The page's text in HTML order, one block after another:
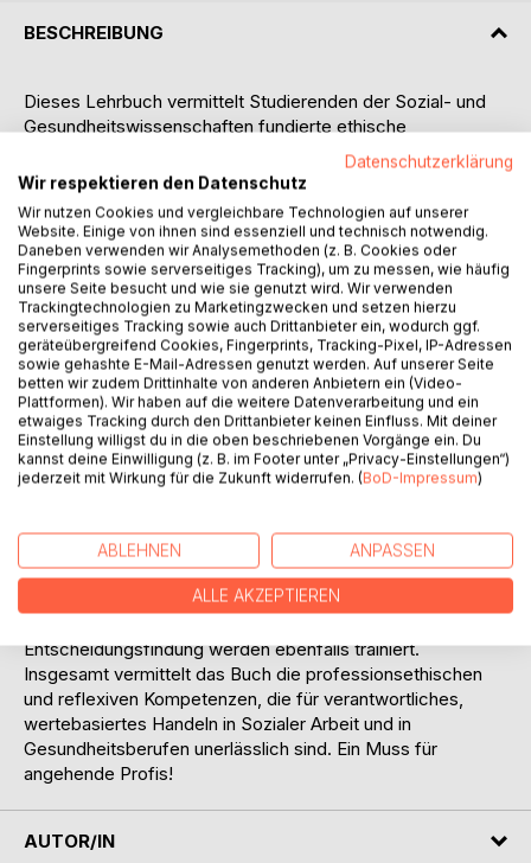
BESCHREIBUNG
Dieses Lehrbuch vermittelt Studierenden der Sozial- und
Gesundheitswissenschaften fundierte ethische
Kompetenzen für ihre spätere Berufspraxis in den
vielfältigen Handlungsfeldern. Der Autor macht deutlich,
dass Soziale Arbeit und Gesundheitsberufe im Kern
ethische Professionen sind und der Weg zur Profession nur
über eine Berufsethik führt. Anhand konkreter Fallbeispiele
und Dilemmata aus dem Berufsalltag (Angewandte Ethik)
werden zentrale Fragen der Professionsethik praxisnah
erörtert. Studierende erhalten zunächst einen Überblick
über wichtige philosophische, anthropologische und
ethische Ansätze und Prinzipien. Weitere Kapitel widmen
sich aktuellen Herausforderungen wie Friedensethik,
Klimaprotestaktionen, Künstlicher Intelligenz,
Interkulturalität und Interreligiosität, Rollenkonflikten und
Ökonomisierung. Mit Hilfe einer vom Autor entwickelten
beleuchtet. Diesen pädagogisch-didaktischen Ansatz hat
der Autor auf der Grundlage seiner langjährigen Expertise
als Lehrender mit Lernenden an Hochschulen
Entscheidungsfindung werden ebenfalls trainiert.
Insgesamt vermittelt das Buch die professionsethischen
und reflexiven Kompetenzen, die für verantwortliches,
wertebasiertes Handeln in Sozialer Arbeit und in
Gesundheitsberufen unerlässlich sind. Ein Muss für
angehende Profis!
AUTOR/IN
Datenschutzerklärung
Wir respektieren den Datenschutz
Wir nutzen Cookies und vergleichbare Technologien auf unserer
Website. Einige von ihnen sind essenziell und technisch notwendig.
Daneben verwenden wir Analysemethoden (z. B. Cookies oder
Fingerprints sowie serverseitiges Tracking), um zu messen, wie häufig
unsere Seite besucht und wie sie genutzt wird. Wir verwenden
Trackingtechnologien zu Marketingzwecken und setzen hierzu
serverseitiges Tracking sowie auch Drittanbieter ein, wodurch ggf.
geräteübergreifend Cookies, Fingerprints, Tracking-Pixel, IP-Adressen
sowie gehashte E-Mail-Adressen genutzt werden. Auf unserer Seite
betten wir zudem Drittinhalte von anderen Anbietern ein (Video-
Plattformen). Wir haben auf die weitere Datenverarbeitung und ein
etwaiges Tracking durch den Drittanbieter keinen Einfluss. Mit deiner
Einstellung willigst du in die oben beschriebenen Vorgänge ein. Du
kannst deine Einwilligung (z. B. im Footer unter „Privacy-Einstellungen“)
jederzeit mit Wirkung für die Zukunft widerrufen. (BoD-Impressum)
ABLEHNEN ANPASSEN
ALLE AKZEPTIEREN